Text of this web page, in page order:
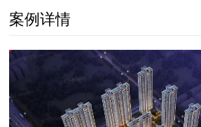
案例详情